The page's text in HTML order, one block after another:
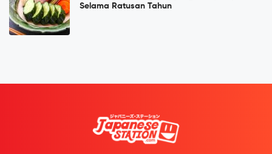
Selama Ratusan Tahun